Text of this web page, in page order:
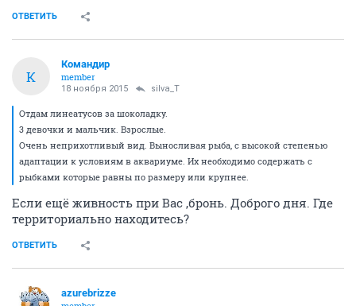
ОТВЕТИТЬ
К
Командир
member
18 ноября 2015 silva_T
Отдам линеатусов за шоколадку.
3 девочки и мальчик. Взрослые.
Очень неприхотливый вид. Выносливая рыба, с высокой степенью
адаптации к условиям в аквариуме. Их необходимо содержать с
рыбками которые равны по размеру или крупнее.
Если ещё живность при Вас ,бронь. Доброго дня. Где
территориально находитесь?
ОТВЕТИТЬ
azurebrizze